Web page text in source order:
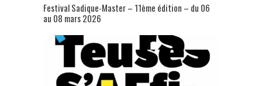
Festival Sadique-Master – 11ème édition – du 06
au 08 mars 2026